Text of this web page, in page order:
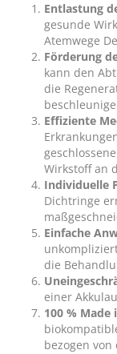
Entlastung
gesunde
Atemwege
Förderung
kann den
die
Effiziente
Wirkstoff an
Individuelle
Dichtringe
Einfache
die
einer
100 % Made
bezogen